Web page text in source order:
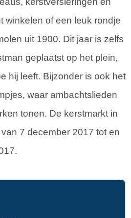
winkelen of een leuk rondje
uit 1900. Dit jaar is zelfs
geplaatst op het plein,
hij leeft. Bijzonder is ook het
waar ambachtslieden
tonen. De kerstmarkt in
7 december 2017 tot en